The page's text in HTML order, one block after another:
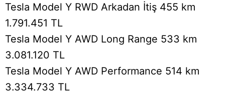
Tesla Model Y RWD Arkadan İtiş 455 km
1.791.451 TL
Tesla Model Y AWD Long Range 533 km
3.081.120 TL
Tesla Model Y AWD Performance 514 km
3.334.733 TL